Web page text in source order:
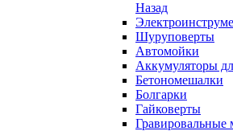
Назад
Шуруповерты
Автомойки
Аккумуляторы
Бетономешалки
Болгарки
Гайковерты